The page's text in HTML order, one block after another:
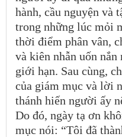
hành, cầu nguyện và
trong những lúc mỏi
thời điểm phân vân,
và kiên nhẫn uốn
giới hạn. Sau cùng,
của giám mục và lời
thánh hiến người ấy
Do đó, ngày tạ ơn
mục nói: “Tôi đã